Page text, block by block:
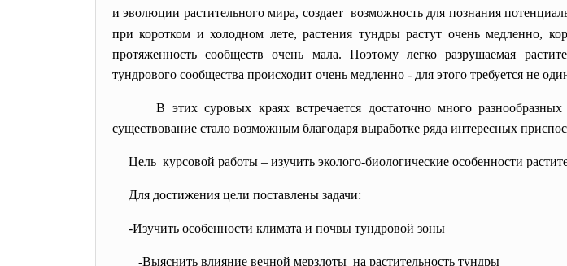
и эволюции растительного мира, создает возможность для познания
при коротком и холодном лете, растения тундры растут очень медленно,
протяженность сообществ очень мала. Поэтому легко разрушаемая
тундрового сообщества происходит очень медленно - для этого требуется не
В этих суровых краях встречается достаточно много
существование стало возможным благодаря выработке ряда интересных
Цель курсовой работы – изучить эколого-биологические особенности
Для достижения цели поставлены задачи:
-Изучить особенности климата и почвы тундровой зоны
-Выяснить влияние вечной мерзлоты на растительность тундры